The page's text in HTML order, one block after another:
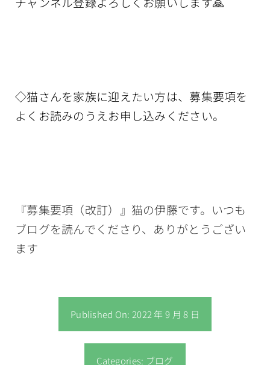
◇猫さんを家族に迎えたい方は、募集要項を
よくお読みのうえお申し込みください。
『募集要項（改訂）』猫の伊藤です。いつも
ブログを読んでくださり、ありがとうござい
ます
Published On: 2022 年 9 月 8 日
Categories: ブログ